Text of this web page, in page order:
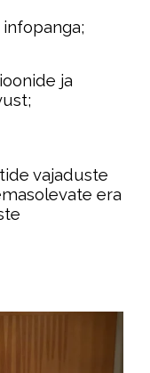
ja
vajaduste
era